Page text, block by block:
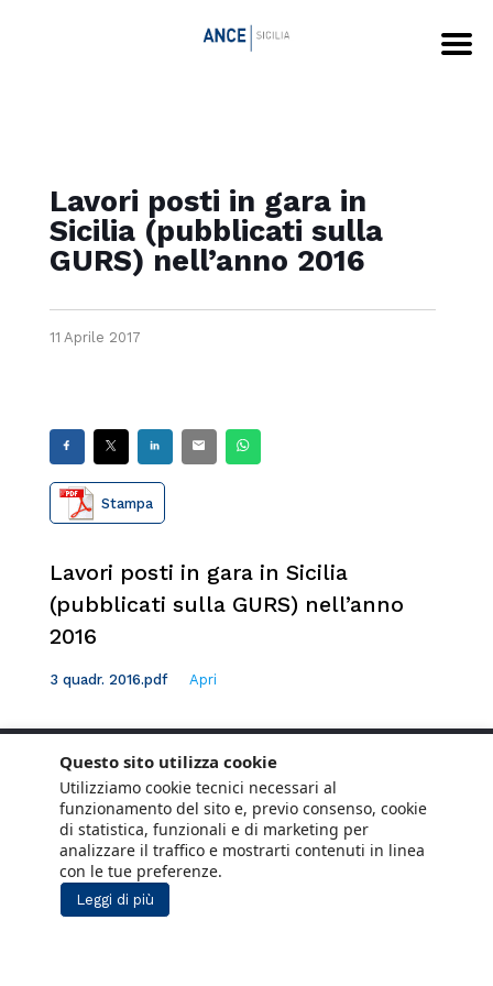
Lavori posti in gara in
Sicilia (pubblicati sulla
GURS) nell’anno 2016
11 Aprile 2017
Stampa
Lavori posti in gara in Sicilia
(pubblicati sulla GURS) nell’anno
2016
3 quadr. 2016.pdf Apri
Questo sito utilizza cookie
Utilizziamo cookie tecnici necessari al
funzionamento del sito e, previo consenso, cookie
di statistica, funzionali e di marketing per
analizzare il traffico e mostrarti contenuti in linea
con le tue preferenze.
Leggi di più